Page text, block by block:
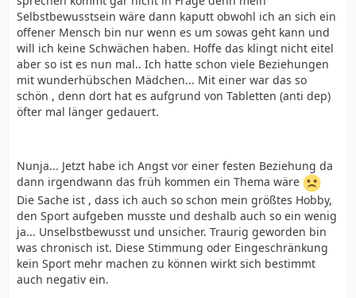
Selbstbewusstsein wäre dann kaputt obwohl ich an sich ein
offener Mensch bin nur wenn es um sowas geht kann und
will ich keine Schwächen haben. Hoffe das klingt nicht eitel
aber so ist es nun mal.. Ich hatte schon viele Beziehungen
mit wunderhübschen Mädchen... Mit einer war das so
schön , denn dort hat es aufgrund von Tabletten (anti dep)
öfter mal länger gedauert.
Nunja... Jetzt habe ich Angst vor einer festen Beziehung da
dann irgendwann das früh kommen ein Thema wäre
Die Sache ist , dass ich auch so schon mein größtes Hobby,
den Sport aufgeben musste und deshalb auch so ein wenig
ja... Unselbstbewusst und unsicher. Traurig geworden bin
was chronisch ist. Diese Stimmung oder Eingeschränkung
kein Sport mehr machen zu können wirkt sich bestimmt
auch negativ ein.